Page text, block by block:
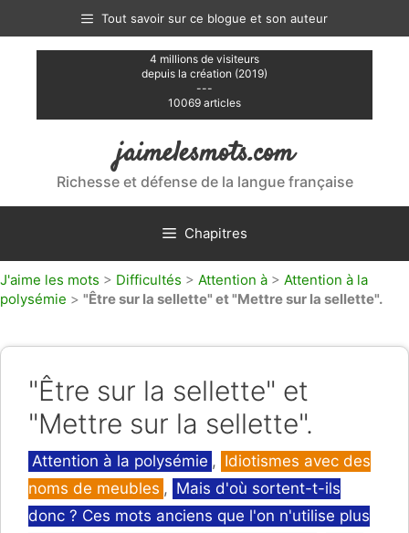
contenu
Tout savoir sur ce blogue et son auteur
4 millions de visiteurs
depuis la création (2019)
---
10069 articles
jaimelesmots.com
Richesse et défense de la langue française
Chapitres
J'aime les mots > Difficultés > Attention à > Attention à la
polysémie > "Être sur la sellette" et "Mettre sur la sellette".
"Être sur la sellette" et
"Mettre sur la sellette".
Catégories
Attention à la polysémie , Idiotismes avec des
noms de meubles , Mais d'où sortent-t-ils
donc ? Ces mots anciens que l'on n'utilise plus